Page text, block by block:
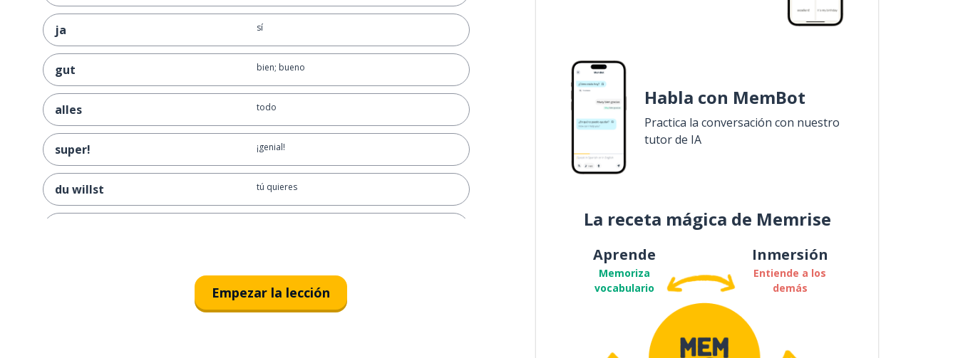
ja sí
gut bien; bueno
alles todo
super! ¡genial!
du willst tú quieres
Empezar la lección
Habla con MemBot
Practica la conversación con nuestro
tutor de IA
La receta mágica de Memrise
Aprende
Memoriza
vocabulario
Inmersión
Entiende a los
demás